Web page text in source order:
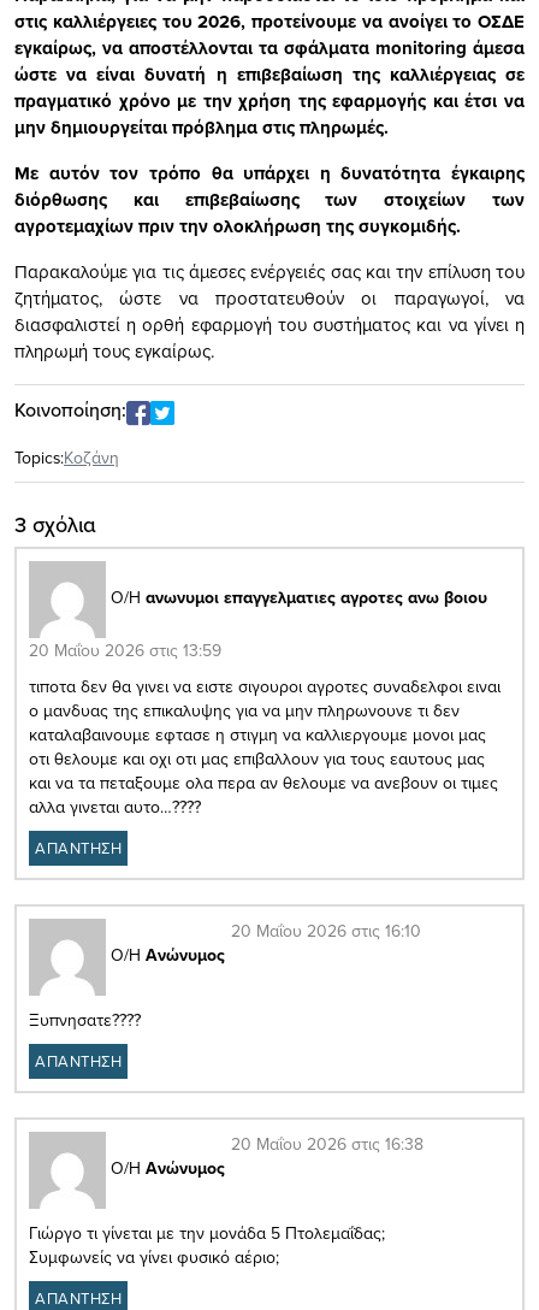
στις καλλιέργειες του 2026, προτείνουμε να ανοίγει το ΟΣΔΕ
εγκαίρως, να αποστέλλονται τα σφάλματα monitoring άμεσα
ώστε να είναι δυνατή η επιβεβαίωση της καλλιέργειας σε
πραγματικό χρόνο με την χρήση της εφαρμογής και έτσι να
μην δημιουργείται πρόβλημα στις πληρωμές.
Με αυτόν τον τρόπο θα υπάρχει η δυνατότητα έγκαιρης
διόρθωσης και επιβεβαίωσης των στοιχείων των
αγροτεμαχίων πριν την ολοκλήρωση της συγκομιδής.
Παρακαλούμε για τις άμεσες ενέργειές σας και την επίλυση του
ζητήματος, ώστε να προστατευθούν οι παραγωγοί, να
διασφαλιστεί η ορθή εφαρμογή του συστήματος και να γίνει η
πληρωμή τους εγκαίρως.
Κοινοποίηση:
Topics:Κοζάνη
3 σχόλια
Ο/Η ανωνυμοι επαγγελματιες αγροτες ανω βοιου
20 Μαΐου 2026 στις 13:59
τιποτα δεν θα γινει να ειστε σιγουροι αγροτες συναδελφοι ειναι
ο μανδυας της επικαλυψης για να μην πληρωνουνε τι δεν
καταλαβαινουμε εφτασε η στιγμη να καλλιεργουμε μονοι μας
οτι θελουμε και οχι οτι μας επιβαλλουν για τους εαυτους μας
και να τα πεταξουμε ολα περα αν θελουμε να ανεβουν οι τιμες
αλλα γινεται αυτο…????
ΑΠΑΝΤΗΣΗ
Ο/Η Ανώνυμος
20 Μαΐου 2026 στις 16:10
Ξυπνησατε????
ΑΠΑΝΤΗΣΗ
Ο/Η Ανώνυμος
20 Μαΐου 2026 στις 16:38
Γιώργο τι γίνεται με την μονάδα 5 Πτολεμαΐδας;
Συμφωνείς να γίνει φυσικό αέριο;
ΑΠΑΝΤΗΣΗ